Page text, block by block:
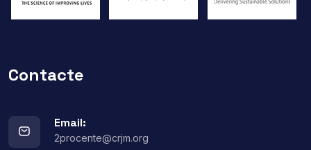
Contacte
Email:
2procente@crjm.org